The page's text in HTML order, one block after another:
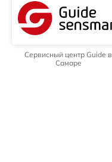
Сервисный центр Guide в
Самаре